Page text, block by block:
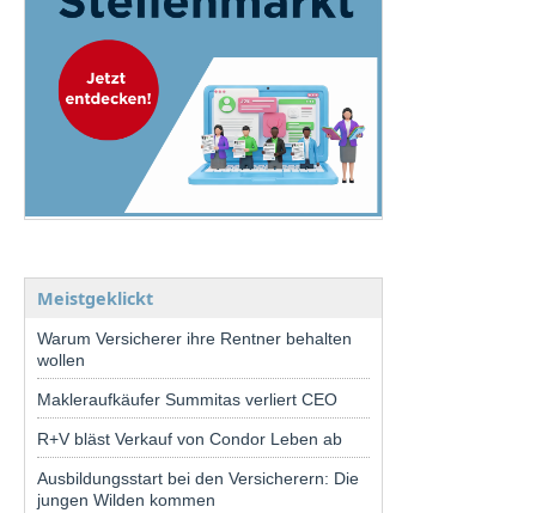
Meistgeklickt
Warum Versicherer ihre Rentner behalten
wollen
Makleraufkäufer Summitas verliert CEO
R+V bläst Verkauf von Condor Leben ab
Ausbildungsstart bei den Versicherern: Die
jungen Wilden kommen